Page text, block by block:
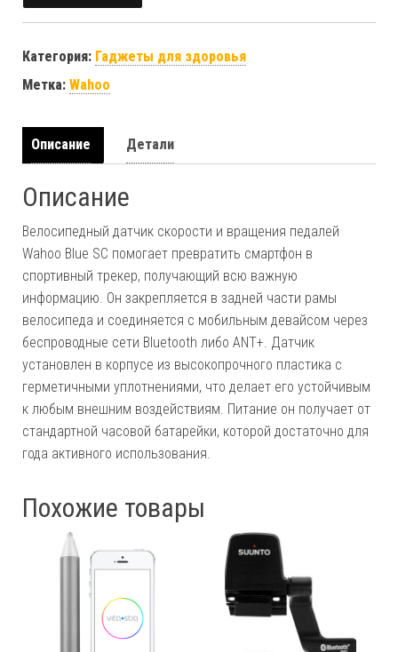
Категория: Гаджеты для здоровья
Метка: Wahoo
Описание Детали
Описание
Велосипедный датчик скорости и вращения педалей
Wahoo Blue SC помогает превратить смартфон в
спортивный трекер, получающий всю важную
информацию. Он закрепляется в задней части рамы
велосипеда и соединяется с мобильным девайсом через
беспроводные сети Bluetooth либо ANT+. Датчик
установлен в корпусе из высокопрочного пластика с
герметичными уплотнениями, что делает его устойчивым
к любым внешним воздействиям. Питание он получает от
стандартной часовой батарейки, которой достаточно для
года активного использования.
Похожие товары